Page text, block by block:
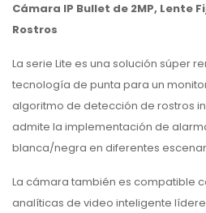
Cámara IP Bullet de 2MP, Lente
Rostros
La serie Lite es una solución súper
tecnología de punta para un
algoritmo de detección de rostros
admite la implementación de
blanca/negra en diferentes
La cámara también es compatible
analíticas de video inteligente